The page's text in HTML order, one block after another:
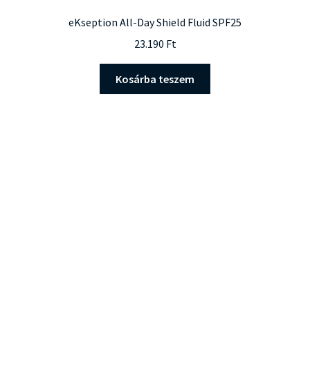
eKseption All-Day Shield Fluid SPF25
23.190 Ft
Kosárba teszem